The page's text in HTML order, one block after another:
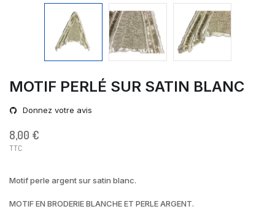
MOTIF PERLÉ SUR SATIN BLANC
Donnez votre avis
8,00 €
TTC
Motif perle argent sur satin blanc.
MOTIF EN BRODERIE BLANCHE ET PERLE ARGENT.